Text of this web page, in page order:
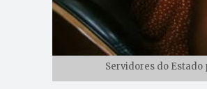
Servidores do